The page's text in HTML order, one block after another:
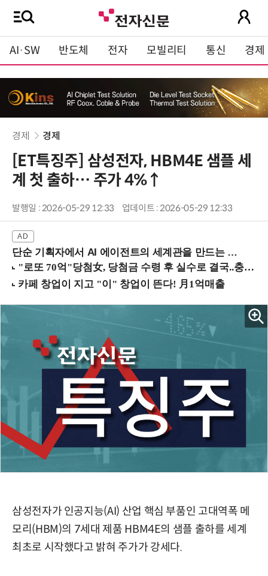
AI·SW 반도체 전자 모빌리티 통신 경제
경제 경제
[ET특징주] 삼성전자, HBM4E 샘플 세
계 첫 출하… 주가 4%↑
발행일 : 2026-05-29 12:33 업데이트 : 2026-05-29 12:33
단순 기획자에서 AI 에이전트의 세계관을 만드는 지식 설계자로.. (8/20 강남역)
삼성전자가 인공지능(AI) 산업 핵심 부품인 고대역폭 메
모리(HBM)의 7세대 제품 HBM4E의 샘플 출하를 세계
최초로 시작했다고 밝혀 주가가 강세다.